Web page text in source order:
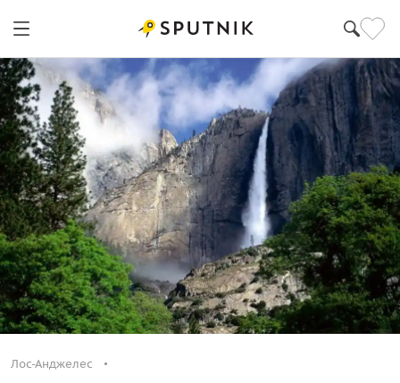
Лос-Анджелес